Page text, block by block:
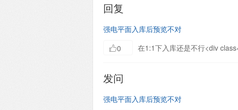
回复
强电平面入库后预览不对
0
在1:1下入库还是不行<div
发问
强电平面入库后预览不对